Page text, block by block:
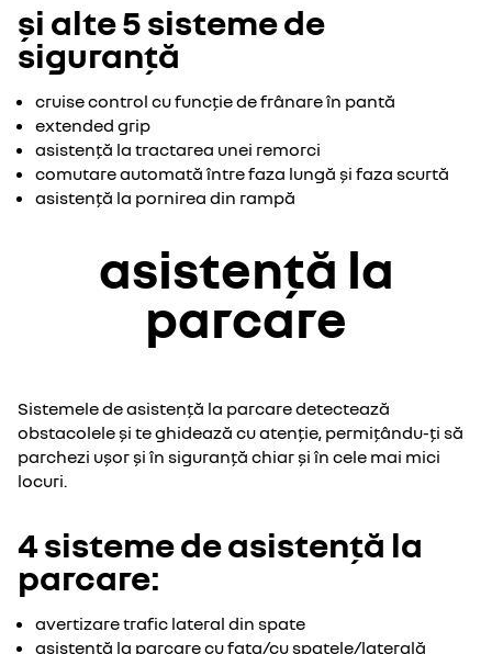
și alte 5 sisteme de
siguranță
cruise control cu funcție de frânare în pantă
extended grip
asistență la tractarea unei remorci
comutare automată între faza lungă și faza scurtă
asistență la pornirea din rampă
asistență la
parcare
Sistemele de asistență la parcare detectează
obstacolele și te ghidează cu atenție, permițându-ți să
parchezi ușor și în siguranță chiar și în cele mai mici
locuri.
4 sisteme de asistență la
parcare:
avertizare trafic lateral din spate
asistență la parcare cu fața/cu spatele/laterală